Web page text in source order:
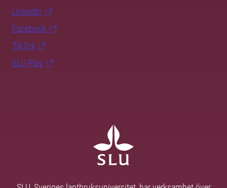
LinkedIn
Facebook
TikTok
SLU Play